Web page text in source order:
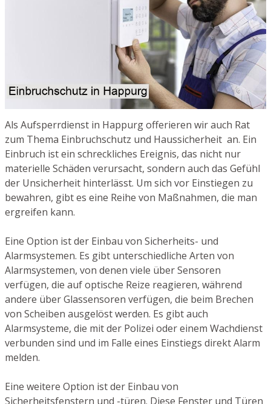
Als Aufsperrdienst in Happurg offerieren wir auch Rat
zum Thema Einbruchschutz und Haussicherheit an. Ein
Einbruch ist ein schreckliches Ereignis, das nicht nur
materielle Schäden verursacht, sondern auch das Gefühl
der Unsicherheit hinterlässt. Um sich vor Einstiegen zu
bewahren, gibt es eine Reihe von Maßnahmen, die man
ergreifen kann.
Eine Option ist der Einbau von Sicherheits- und
Alarmsystemen. Es gibt unterschiedliche Arten von
Alarmsystemen, von denen viele über Sensoren
verfügen, die auf optische Reize reagieren, während
andere über Glassensoren verfügen, die beim Brechen
von Scheiben ausgelöst werden. Es gibt auch
Alarmsysteme, die mit der Polizei oder einem Wachdienst
verbunden sind und im Falle eines Einstiegs direkt Alarm
melden.
Eine weitere Option ist der Einbau von
Sicherheitsfenstern und -türen. Diese Fenster und Türen